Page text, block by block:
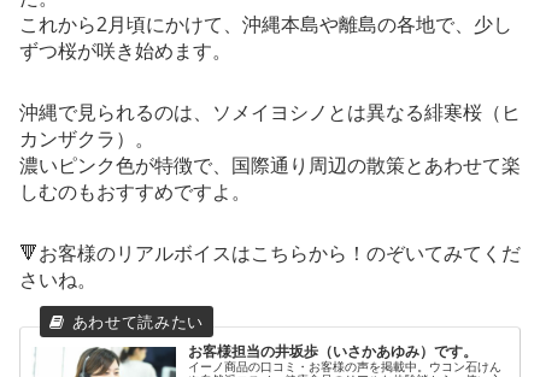
これから2月頃にかけて、沖縄本島や離島の各地で、少し
ずつ桜が咲き始めます。
沖縄で見られるのは、ソメイヨシノとは異なる緋寒桜（ヒ
カンザクラ）。
濃いピンク色が特徴で、国際通り周辺の散策とあわせて楽
しむのもおすすめですよ。
🔻お客様のリアルボイスはこちらから！のぞいてみてくだ
さいね。
お客様担当の井坂歩（いさかあゆみ）です。
イーノ商品の口コミ・お客様の声を掲載中。ウコン石けん